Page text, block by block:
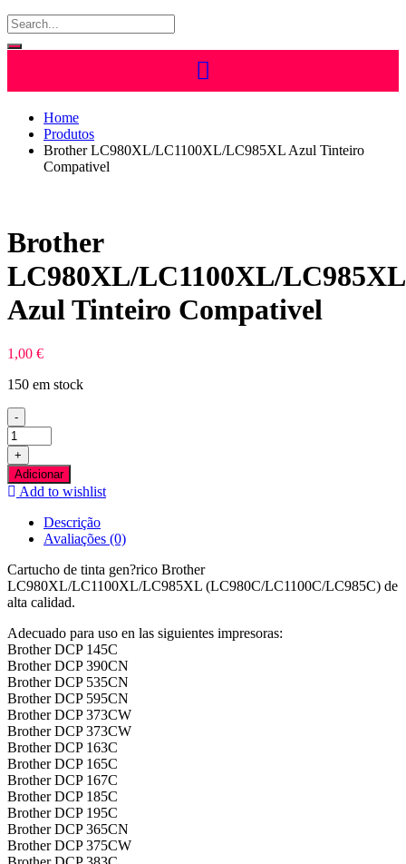
Home
Produtos
Brother LC980XL/LC1100XL/LC985XL Azul Tinteiro
Compativel
Brother
LC980XL/LC1100XL/LC985XL
Azul Tinteiro Compativel
1,00 €
150 em stock
-
Quantidade
de
Brother
LC980XL/LC1100XL/LC985XL
Azul
Tinteiro
Compativel
+
Adicionar
Add to wishlist
Descrição
Avaliações (0)
Cartucho de tinta gen?rico Brother
LC980XL/LC1100XL/LC985XL (LC980C/LC1100C/LC985C) de
alta calidad.
Adecuado para uso en las siguientes impresoras:
Brother DCP 145C
Brother DCP 390CN
Brother DCP 535CN
Brother DCP 595CN
Brother DCP 373CW
Brother DCP 373CW
Brother DCP 163C
Brother DCP 165C
Brother DCP 167C
Brother DCP 185C
Brother DCP 195C
Brother DCP 365CN
Brother DCP 375CW